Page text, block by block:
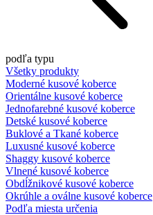
podľa typu
Všetky produkty
Moderné kusové koberce
Orientálne kusové koberce
Jednofarebné kusové koberce
Detské kusové koberce
Buklové a Tkané koberce
Luxusné kusové koberce
Shaggy kusové koberce
Vlnené kusové koberce
Obdĺžnikové kusové koberce
Okrúhle a oválne kusové koberce
Podľa miesta určenia